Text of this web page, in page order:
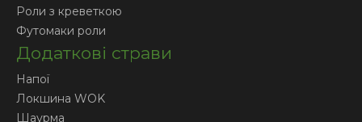
Роли з креветкою
Футомаки роли
Додаткові страви
Напої
Локшина WOK
Шаурма